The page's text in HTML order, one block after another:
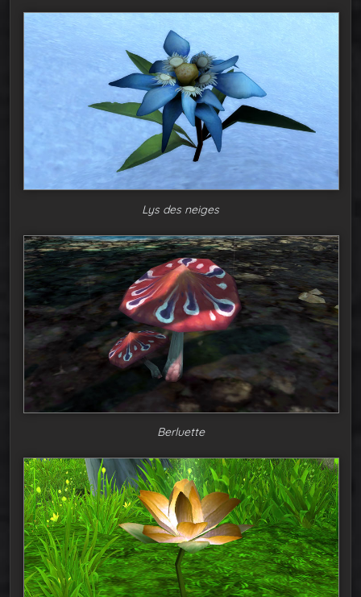
Lys des neiges
Berluette